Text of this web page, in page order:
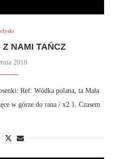
Z NAMI TAŃCZ
2018
Ref: Wódka polana, ta Mała
w górze do rana / x2 1. Czasem